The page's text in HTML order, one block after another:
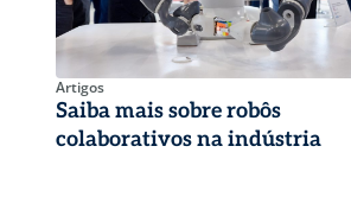
Artigos
Saiba mais sobre robôs
colaborativos na indústria